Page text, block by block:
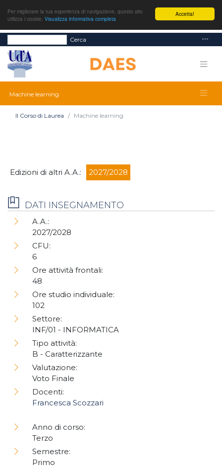
Accetta!
Per migliorare la tua esperienza di navigazione, questo sito
utilizza i cookie. Visualizza informativa completa
Cerca
Machine learning
Il Corso di Laurea Machine learning
Edizioni di altri A.A.: 2027/2028
DATI INSEGNAMENTO
A.A.:
2027/2028
CFU:
6
Ore attività frontali:
48
Ore studio individuale:
102
Settore:
INF/01 - INFORMATICA
Tipo attività:
B - Caratterizzante
Valutazione:
Voto Finale
Docenti:
Francesca Scozzari
Anno di corso:
Terzo
Semestre:
Primo